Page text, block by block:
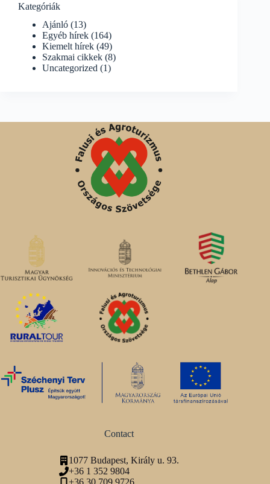
Kategóriák
Ajánló (13)
Egyéb hírek (164)
Kiemelt hírek (49)
Szakmai cikkek (8)
Uncategorized (1)
Contact
1077 Budapest, Király u. 93.
+36 1 352 9804
+36 30 709 9726